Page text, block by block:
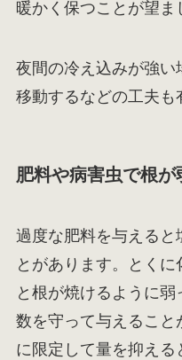
暖かく保つことが望ま
夜間の冷え込みが強い
移動するなどの工夫も
肥料や病害虫で根が
過度な肥料を与えると
とがあります。とく
と根が焼けるように
数を守って与えること
に限定して量を抑える